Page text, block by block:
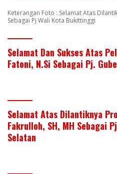
Keterangan Foto : Selamat Atas
Sebagai Pj Wali Kota Bukittinggi
Selamat Dan Sukses Atas
Fatoni, N.Si Sebagai Pj.
Selamat Atas Dilantiknya
Fakrulloh, SH, MH Sebagai
Selatan